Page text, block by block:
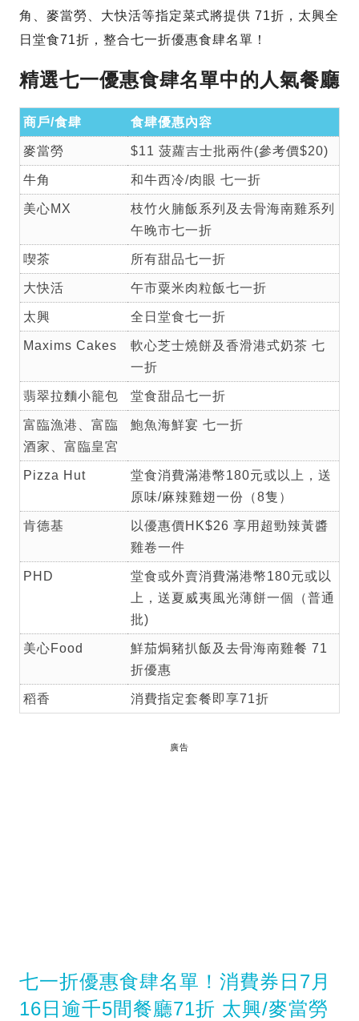
角、麥當勞、大快活等指定菜式將提供 71折，太興全
日堂食71折，整合七一折優惠食肆名單！
精選七一優惠食肆名單中的人氣餐廳
商戶/食肆 食肆優惠內容
麥當勞 $11 菠蘿吉士批兩件(參考價$20)
牛角 和牛西冷/肉眼 七一折
美心MX
枝竹火腩飯系列及去骨海南雞系列
午晚市七一折
喫茶 所有甜品七一折
大快活 午市粟米肉粒飯七一折
太興 全日堂食七一折
Maxims Cakes
軟心芝士燒餅及香滑港式奶茶 七
一折
翡翠拉麵小籠包 堂食甜品七一折
富臨漁港、富臨
酒家、富臨皇宮
鮑魚海鮮宴 七一折
Pizza Hut
堂食消費滿港幣180元或以上，送
原味/麻辣雞翅一份（8隻）
肯德基
以優惠價HK$26 享用超勁辣黃醬
雞卷一件
PHD
堂食或外賣消費滿港幣180元或以
上，送夏威夷風光薄餅一個（普通
批)
美心Food
鮮茄焗豬扒飯及去骨海南雞餐 71
折優惠
稻香 消費指定套餐即享71折
廣告
七一折優惠食肆名單！消費券日7月
16日逾千5間餐廳71折 太興/麥當勞